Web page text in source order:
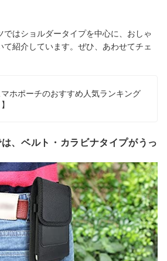
ではショルダータイプを中心に、おしゃ
紹介しています。ぜひ、あわせてチェ
ホポーチのおすすめ人気ランキング
、ベルト・カラビナタイプがうっ